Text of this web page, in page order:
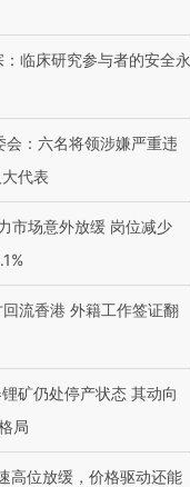
临床研究参与者的安全永
会：六名将领涉嫌严重违
代表
市场意外放缓 岗位减少
流香港 外籍工作签证翻
矿仍处停产状态 其动向
局
高位放缓，价格驱动还能